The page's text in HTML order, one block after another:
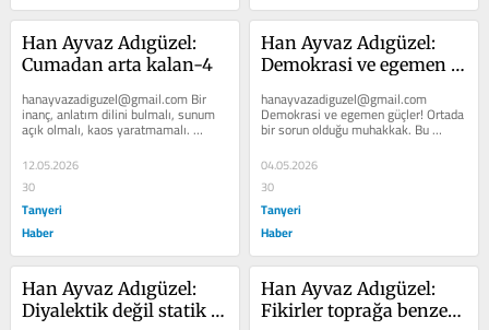
Han Ayvaz Adıgüzel:
Cumadan arta kalan-4
hanayvazadiguzel@gmail.com Bir
inanç, anlatım dilini bulmalı, sunum
açık olmalı, kaos yaratmamalı.
Mesela: “Üçgenin iç açılarının...
12.05.2026
30
Tanyeri
Haber
Han Ayvaz Adıgüzel:
Demokrasi ve egemen
hanayvazadiguzel@gmail.com
Demokrasi ve egemen güçler! Ortada
bir sorun olduğu muhakkak. Bu
mesele üzerine düşünce üretmek
lüks bir uğraş...
04.05.2026
30
Tanyeri
Haber
Han Ayvaz Adıgüzel:
Diyalektik değil statik
Han Ayvaz Adıgüzel:
Fikirler toprağa benzer